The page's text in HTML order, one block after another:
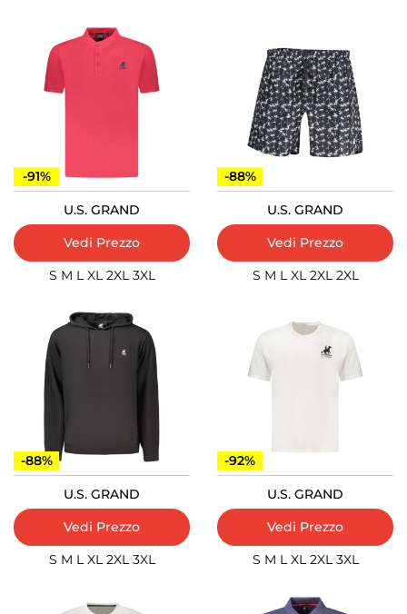
-91%
U.S. GRAND
Vedi Prezzo
S M L XL 2XL 3XL
-88%
U.S. GRAND
Vedi Prezzo
S M L XL 2XL 2XL
-88%
U.S. GRAND
Vedi Prezzo
S M L XL 2XL 3XL
-92%
U.S. GRAND
Vedi Prezzo
S M L XL 2XL 3XL